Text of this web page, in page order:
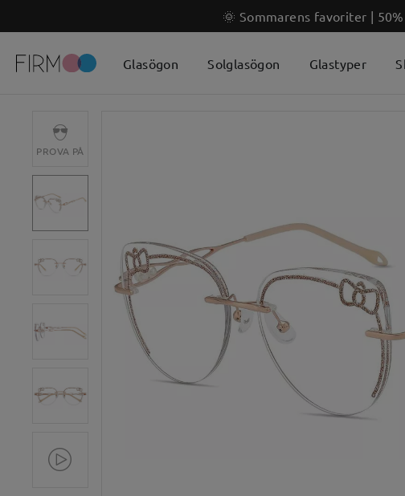
🌞 Sommarens favoriter |
Glasögon Solglasögon Glastyper
PROVA PÅ